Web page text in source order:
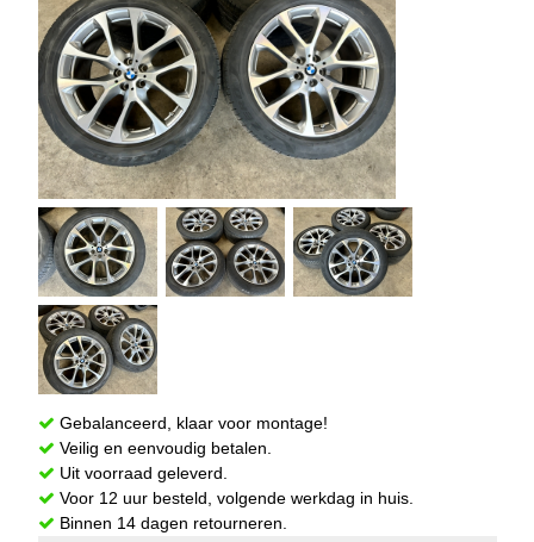
Gebalanceerd, klaar voor montage!
Veilig en eenvoudig betalen.
Uit voorraad geleverd.
Voor 12 uur besteld, volgende werkdag in huis.
Binnen 14 dagen retourneren.